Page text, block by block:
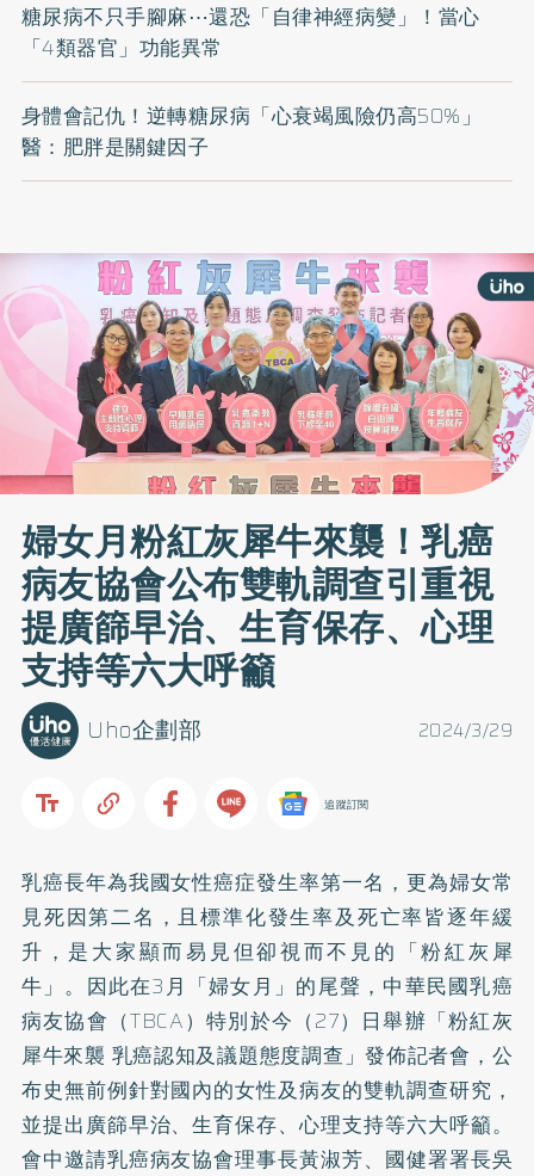
糖尿病不只手腳麻⋯還恐「自律神經病變」！當心
「4類器官」功能異常
身體會記仇！逆轉糖尿病「心衰竭風險仍高50%」
醫：肥胖是關鍵因子
婦女月粉紅灰犀牛來襲！乳癌
病友協會公布雙軌調查引重視
提廣篩早治、生育保存、心理
支持等六大呼籲
2024/3/29
Uho企劃部
追蹤訂閱
乳癌長年為我國女性癌症發生率第一名，更為婦女常
見死因第二名，且標準化發生率及死亡率皆逐年緩
升，是大家顯而易見但卻視而不見的「粉紅灰犀
牛」。因此在3月「婦女月」的尾聲，中華民國乳癌
病友協會（TBCA）特別於今（27）日舉辦「粉紅灰
犀牛來襲 乳癌認知及議題態度調查」發佈記者會，公
布史無前例針對國內的女性及病友的雙軌調查研究，
並提出廣篩早治、生育保存、心理支持等六大呼籲。
會中邀請乳癌病友協會理事長黃淑芳、國健署署長吳